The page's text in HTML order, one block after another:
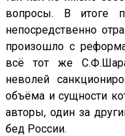
вопросы. В итоге
непосредственно
произошло с
всё тот же
неволей
объёма и сущности
авторы, один за
бед России.